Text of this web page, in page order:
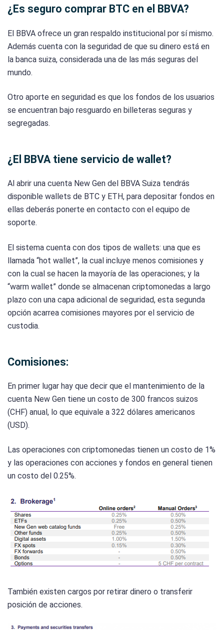
¿Es seguro comprar BTC en el BBVA?
El BBVA ofrece un gran respaldo institucional por sí mismo.
Además cuenta con la seguridad de que su dinero está en
la banca suiza, considerada una de las más seguras del
mundo.
Otro aporte en seguridad es que los fondos de los usuarios
se encuentran bajo resguardo en billeteras seguras y
segregadas.
¿El BBVA tiene servicio de wallet?
Al abrir una cuenta New Gen del BBVA Suiza tendrás
disponible wallets de BTC y ETH, para depositar fondos en
ellas deberás ponerte en contacto con el equipo de
soporte.
El sistema cuenta con dos tipos de wallets: una que es
llamada “hot wallet”, la cual incluye menos comisiones y
con la cual se hacen la mayoría de las operaciones; y la
“warm wallet” donde se almacenan criptomonedas a largo
plazo con una capa adicional de seguridad, esta segunda
opción acarrea comisiones mayores por el servicio de
custodia.
Comisiones:
En primer lugar hay que decir que el mantenimiento de la
cuenta New Gen tiene un costo de 300 francos suizos
(CHF) anual, lo que equivale a 322 dólares americanos
(USD).
Las operaciones con criptomonedas tienen un costo de 1%
y las operaciones con acciones y fondos en general tienen
un costo del 0.25%.
También existen cargos por retirar dinero o transferir
posición de acciones.